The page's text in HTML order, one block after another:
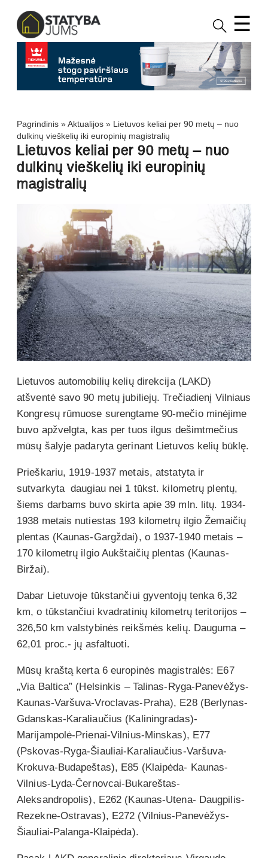
☰
Pagrindinis »Aktualijos » Lietuvos keliai per 90 metų – nuo
dulkinų vieškelių iki europinių magistralių
Lietuvos keliai per 90 metų – nuo
dulkinų vieškelių iki europinių
magistralių
Lietuvos automobilių kelių direkcija (LAKD)
atšventė savo 90 metų jubiliejų. Trečiadienį Vilniaus
Kongresų rūmuose surengtame 90-mečio minėjime
buvo apžvelgta, kas per tuos ilgus dešimtmečius
mūsų šalyje padaryta gerinant Lietuvos kelių būklę.
Prieškariu, 1919-1937 metais, atstatyta ir
sutvarkyta daugiau nei 1 tūkst. kilometrų plentų,
šiems darbams buvo skirta apie 39 mln. litų. 1934-
1938 metais nutiestas 193 kilometrų ilgio Žemaičių
plentas (Kaunas-Gargždai), o 1937-1940 metais –
170 kilometrų ilgio Aukštaičių plentas (Kaunas-
Biržai).
Dabar Lietuvoje tūkstančiui gyventojų tenka 6,32
km, o tūkstančiui kvadratinių kilometrų teritorijos –
326,50 km valstybinės reikšmės kelių. Dauguma –
62,01 proc.- jų asfaltuoti.
Mūsų kraštą kerta 6 europinės magistralės: E67
„Via Baltica” (Helsinkis – Talinas-Ryga-Panevėžys-
Kaunas-Varšuva-Vroclavas-Praha), E28 (Berlynas-
Gdanskas-Karaliaučius (Kaliningradas)-
Marijampolė-Prienai-Vilnius-Minskas), E77
(Pskovas-Ryga-Šiauliai-Karaliaučius-Varšuva-
Krokuva-Budapeštas), E85 (Klaipėda- Kaunas-
Vilnius-Lyda-Černovcai-Bukareštas-
Aleksandropolis), E262 (Kaunas-Utena- Daugpilis-
Rezekne-Ostravas), E272 (Vilnius-Panevėžys-
Šiauliai-Palanga-Klaipėda).